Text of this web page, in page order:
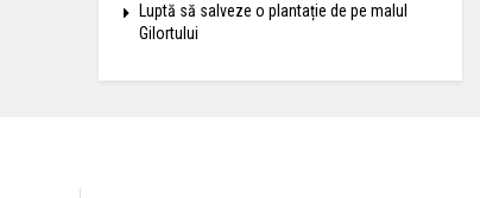
Luptă să salveze o plantație de pe malul
Gilortului